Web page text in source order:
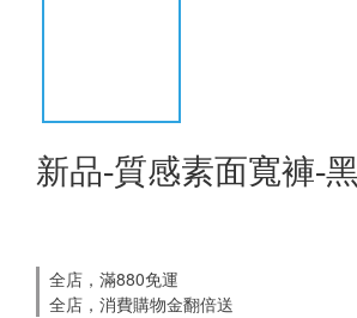
新品-質感素面寬褲-黑
全店，滿880免運
全店，消費購物金翻倍送